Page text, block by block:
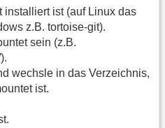
installiert ist (auf Linux das
z.B. tortoise-git).
sein (z.B.
wechsle in das Verzeichnis,
ist.